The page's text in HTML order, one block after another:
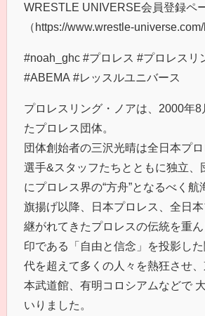
WRESTLE UNIVERSE会員登録ペ
（https://www.wrestle-universe.com/
#noah_ghc #プロレス #プロレスリ
#ABEMA #レッスルユニバース
プロレスリング・ノアは、2000年8
たプロレス団体。
団体創始者の三沢光晴は全日本プ
選手&スタッフたちとともに独立、
にプロレス界の“方舟”となるべく航
旗揚げ以降、日本プロレス、全日
継がれてきたプロレスの伝統を重
印である「自由と信念」を投影し
代を超えて多くの人々を熱狂させ
本武道館、有明コロシアムなどで
いりました。